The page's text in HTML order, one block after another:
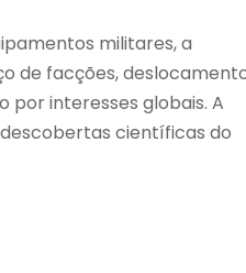
militares, a
de facções,
por interesses globais. A
científicas do